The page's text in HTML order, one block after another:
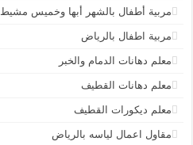
مربية أطفال بالشهر أبها وخميس مشيط
مربية اطفال بالرياض
معلم دهانات الدمام والخبر
معلم دهانات القطيف
معلم ديكورات القطيف
مقاول اعمال لياسه بالرياض